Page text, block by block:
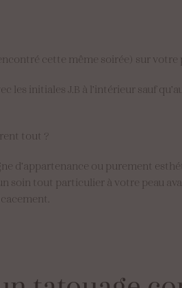
cette même soirée) sur votre
initiales J.B à l’intérieur sauf
tout ?
d’appartenance ou purement
soin tout particulier à votre peau